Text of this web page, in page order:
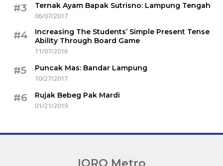
#3
Ternak Ayam Bapak Sutrisno: Lampung Tengah
06/07/2017
#4
Increasing The Students’ Simple Present Tense
Ability Through Board Game
11/07/2016
#5
Puncak Mas: Bandar Lampung
10/27/2017
#6
Rujak Bebeg Pak Mardi
01/21/2019
IQRO Metro